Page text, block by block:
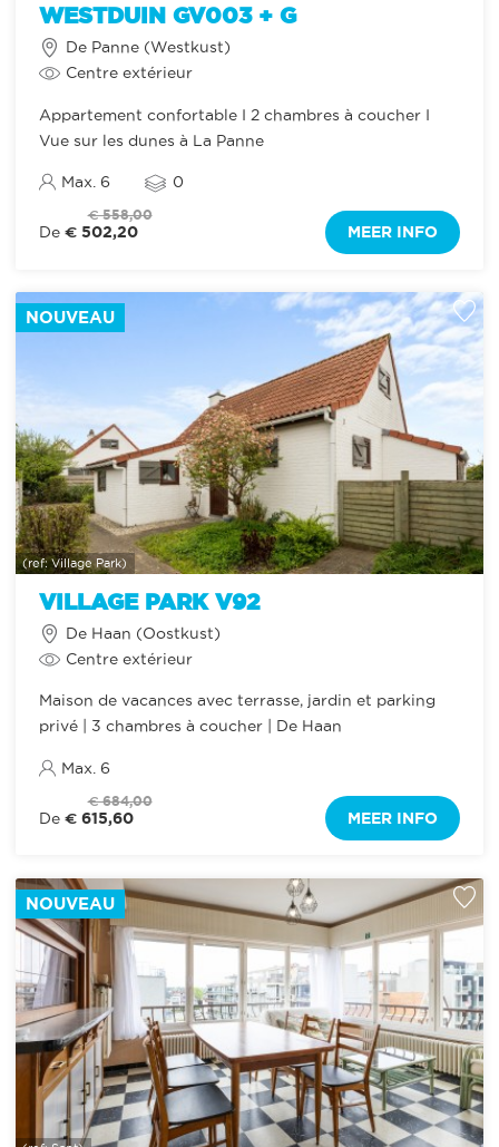
WESTDUIN GV003 + G
De Panne (Westkust)
Centre extérieur
Appartement confortable I 2 chambres à coucher I
Vue sur les dunes à La Panne
Max. 6 0
€ 558,00
De € 502,20 MEER INFO
VILLAGE PARK V92
NOUVEAU
(ref: Village Park)
De Haan (Oostkust)
Centre extérieur
Maison de vacances avec terrasse, jardin et parking
privé | 3 chambres à coucher | De Haan
Max. 6
€ 684,00
De € 615,60 MEER INFO
NOUVEAU